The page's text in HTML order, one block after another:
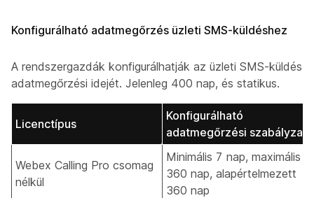
Konfigurálható adatmegőrzés üzleti SMS-küldéshez
A rendszergazdák konfigurálhatják az üzleti SMS-küldés
adatmegőrzési idejét. Jelenleg 400 nap, és statikus.
Licenctípus
Konfigurálható
adatmegőrzési szabályzat
Webex Calling Pro csomag
nélkül
Minimális 7 nap, maximális
360 nap, alapértelmezett
360 nap